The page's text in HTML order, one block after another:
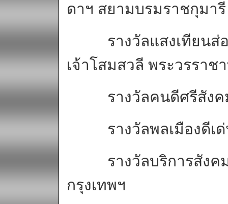
ดาฯ สยามบรมราชกุมา
รางวัลแสงเทียนส่อง
เจ้าโสมสวลี พระวรรา
รางวัลคนดีศรีสังคม
รางวัลพลเมืองดีเด่
รางวัลบริการสังคม
กรุงเทพฯ